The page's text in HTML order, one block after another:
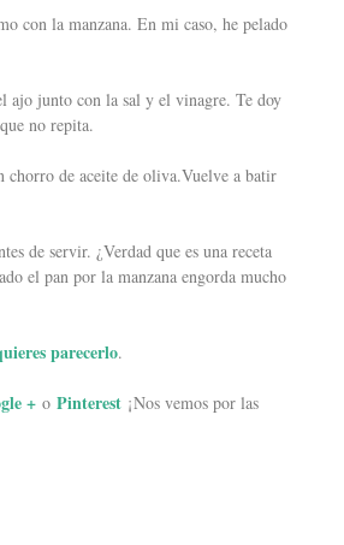
con la manzana. En mi caso, he pelado
ajo junto con la sal y el vinagre. Te doy
no repita.
de aceite de oliva.Vuelve a batir
de servir. ¿Verdad que es una receta
el pan por la manzana engorda mucho
parecerlo.
+ o Pinterest ¡Nos vemos por las